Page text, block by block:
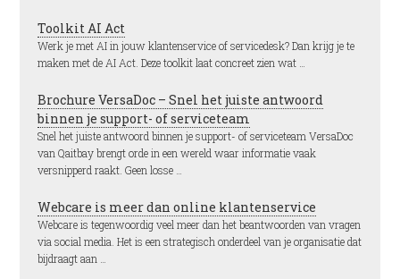
Toolkit AI Act
Werk je met AI in jouw klantenservice of servicedesk? Dan krijg je te
maken met de AI Act. Deze toolkit laat concreet zien wat …
Brochure VersaDoc – Snel het juiste antwoord
binnen je support- of serviceteam
Snel het juiste antwoord binnen je support- of serviceteam VersaDoc
van Qaitbay brengt orde in een wereld waar informatie vaak
versnipperd raakt. Geen losse …
Webcare is meer dan online klantenservice
Webcare is tegenwoordig veel meer dan het beantwoorden van vragen
via social media. Het is een strategisch onderdeel van je organisatie dat
bijdraagt aan …